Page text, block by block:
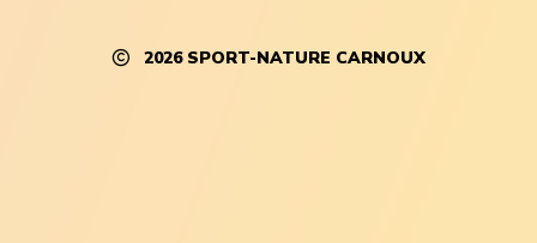
2026 SPORT-NATURE CARNOUX